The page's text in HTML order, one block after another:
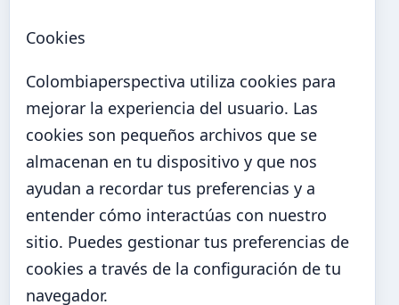
Cookies
Colombiaperspectiva utiliza cookies para
mejorar la experiencia del usuario. Las
cookies son pequeños archivos que se
almacenan en tu dispositivo y que nos
ayudan a recordar tus preferencias y a
entender cómo interactúas con nuestro
sitio. Puedes gestionar tus preferencias de
cookies a través de la configuración de tu
navegador.